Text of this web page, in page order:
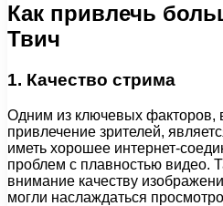
Как привлечь
Твич
1. Качество стрима
Одним из ключевых факторов,
привлечение зрителей,
иметь хорошее интернет-
проблем с плавностью видео.
внимание качеству
могли наслаждаться